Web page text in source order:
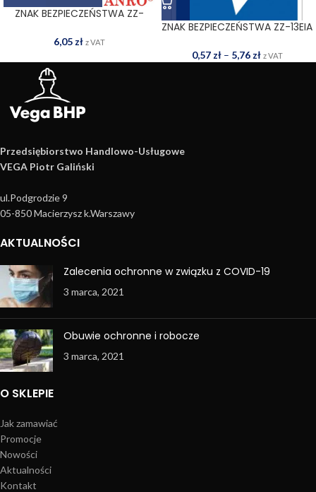
ZNAK BEZPIECZEŃSTWA ZZ-
6,05 zł z VAT
ZNAK BEZPIECZEŃSTWA ZZ-13EIA
0,57 zł – 5,76 zł z VAT
Przedsiębiorstwo Handlowo­-Usługowe
VEGA Piotr Galiński
ul.Podgrodzie 9
05-850 Macierzysz k.Warszawy
AKTUALNOŚCI
Zalecenia ochronne w związku z COVID-19
3 marca, 2021
Obuwie ochronne i robocze
3 marca, 2021
O SKLEPIE
Jak zamawiać
Promocje
Nowości
Aktualności
Kontakt